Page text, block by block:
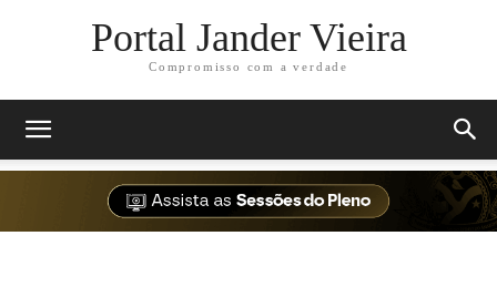
Portal Jander Vieira
Compromisso com a verdade